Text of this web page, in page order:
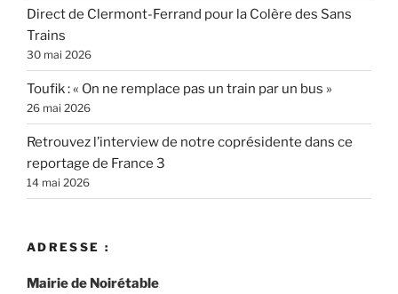
Direct de Clermont-Ferrand pour la Colère des Sans
Trains
30 mai 2026
Toufik : « On ne remplace pas un train par un bus »
26 mai 2026
Retrouvez l’interview de notre coprésidente dans ce
reportage de France 3
14 mai 2026
ADRESSE :
Mairie de Noirétable